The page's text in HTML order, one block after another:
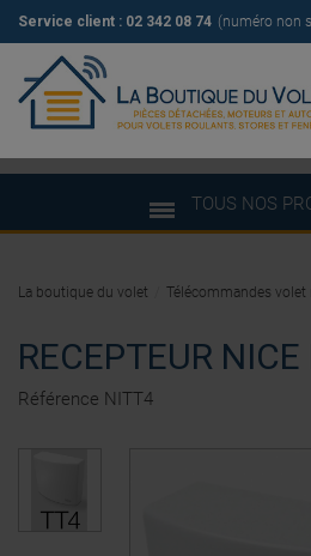
Service client : 02 342 08 74 (numéro non
TOUS NOS
RECEPTEUR
Référence NITT4
La boutique du volet Télécommandes volet